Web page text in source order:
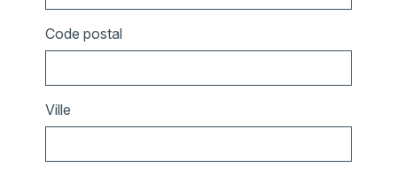
Code postal
Ville